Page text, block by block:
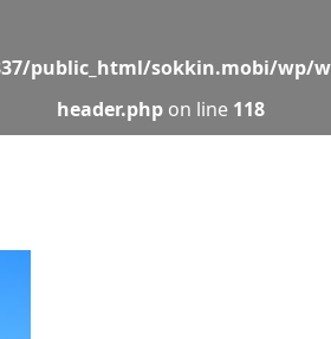
public_html/sokkin.mobi/wp/
header.php on line 118